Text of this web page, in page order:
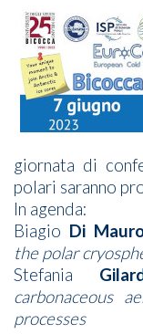
giornata di
polari saranno
In agenda:
Biagio Di
the polar
Stefania
carbonaceous
processes